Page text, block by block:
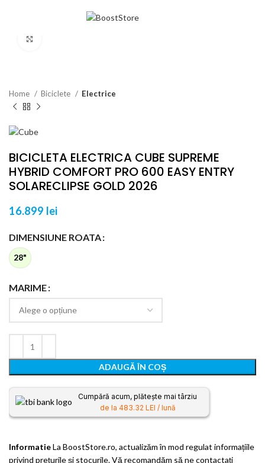
Home Biciclete Electrice
BICICLETA ELECTRICA CUBE SUPREME
HYBRID COMFORT PRO 600 EASY ENTRY
SOLARECLIPSE GOLD 2026
16.899 lei
DIMENSIUNE ROATA
28"
MARIME
ADAUGĂ ÎN COȘ
Cumpără acum, plătește mai târziu
de la 483.32 LEI / lună
InformatieLa BoostStore.ro, actualizăm în mod regulat informațiile
privind prețurile și stocurile. Vă recomandăm să ne contactați